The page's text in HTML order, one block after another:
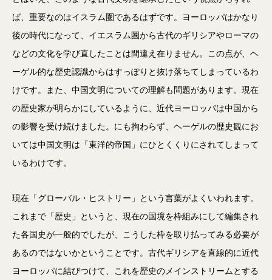
ば、重要なのはイスラム圏であるはずです。ヨーロッパはかなり
後の時代になって、イエスラム圏から古代のギリシアやローマの
などの文化を学び直したことは間違え在りません。この点が、ヘ
ーゲル的な歴史認識からはすっぽりと抜け落ちてしまっているわ
けです。また、中国文明についての理解も問題があります。現在
の歴史家が明らかにしているように、近代ヨーロッパは中国から
の影響を受け続けました。にも拘わらず、ヘーゲルの歴史観にお
いては中国文明は「東洋的帝国」にひとくくりにされてしまって
いるわけです。
現在「グローバル・ヒストリー」という言葉がよくいわれます。
これまで「歴史」というと、現在の国境を枠組みにして編集され
た各国史が一般的でしたが、こうした枠を取り払ってみる必要が
あるのではないかということです。古代ギリシアを直線的に近代
ヨーロッパに結びつけて、これを歴史のメインストリームとする